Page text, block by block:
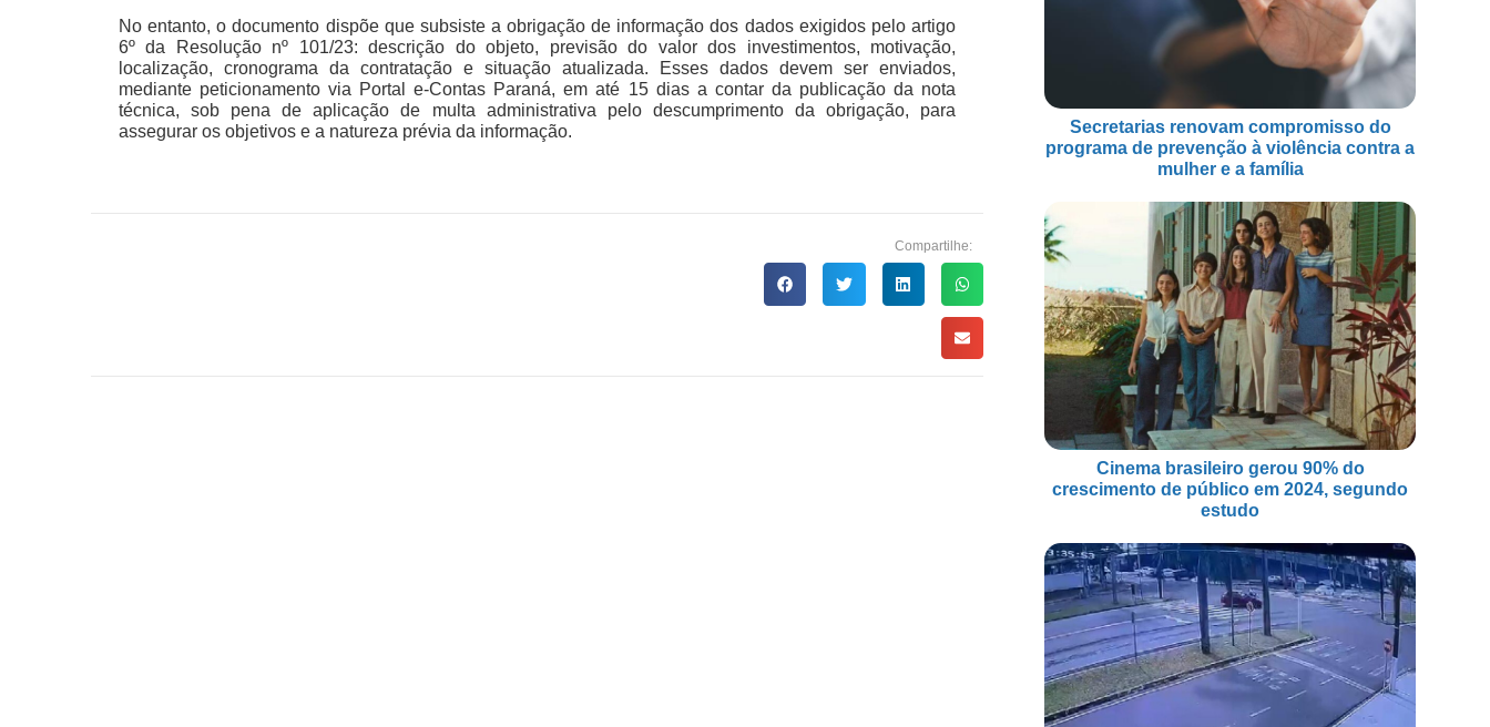
No entanto, o documento dispõe que subsiste a obrigação de informação dos dados exigidos pelo artigo
6º da Resolução nº 101/23: descrição do objeto, previsão do valor dos investimentos, motivação,
localização, cronograma da contratação e situação atualizada. Esses dados devem ser enviados,
mediante peticionamento via Portal e-Contas Paraná, em até 15 dias a contar da publicação da nota
técnica, sob pena de aplicação de multa administrativa pelo descumprimento da obrigação, para
assegurar os objetivos e a natureza prévia da informação.
Compartilhe:
Secretarias renovam compromisso do
programa de prevenção à violência contra a
mulher e a família
Cinema brasileiro gerou 90% do
crescimento de público em 2024, segundo
estudo